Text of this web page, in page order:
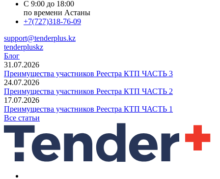
С 9:00 до 18:00
по времени Астаны
+7(727)318-76-09
support@tenderplus.kz
tenderpluskz
Блог
31.07.2026
Преимущества участников Реестра КТП ЧАСТЬ 3
24.07.2026
Преимущества участников Реестра КТП ЧАСТЬ 2
17.07.2026
Преимущества участников Реестра КТП ЧАСТЬ 1
Все статьи